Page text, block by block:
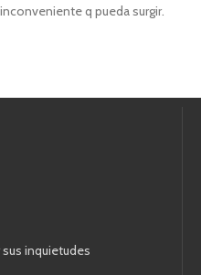
q pueda surgir.
inquietudes